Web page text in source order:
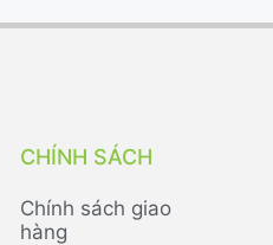
CHÍNH SÁCH
Chính sách giao
hàng